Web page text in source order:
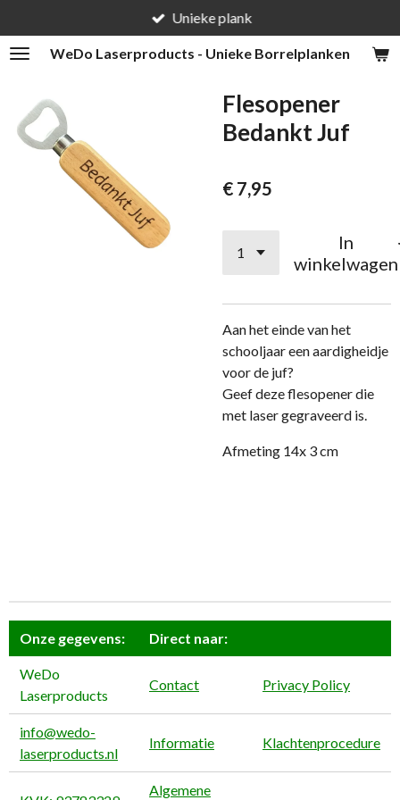
direct
naar
hoofdinhoud
WeDo Laserproducts - Unieke Borrelplanken
Unieke plank
Flesopener
Bedankt Juf
€ 7,95
In
winkelwagen
Aan het einde van het
schooljaar een aardigheidje
voor de juf?
Geef deze flesopener die
met laser gegraveerd is.
Afmeting 14x 3 cm
Onze gegevens: Direct naar:
WeDo
Laserproducts
Contact Privacy Policy
info@wedo-
laserproducts.nl
Informatie Klachtenprocedure
Algemene